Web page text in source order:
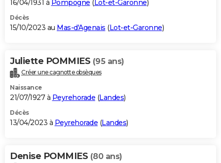
16/04/1931 à Pompogne ( Lot-et-Garonne)
Décès
15/10/2023 au Mas-d'Agenais (Lot-et-Garonne)
Juliette POMMIES (95 ans)
Créer une cagnotte obsèques
Naissance
21/07/1927 à Peyrehorade (Landes)
Décès
13/04/2023 à Peyrehorade (Landes)
Denise POMMIES (80 ans)